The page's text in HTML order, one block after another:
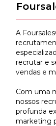
A
recrutar e
vendas e
Com uma
nossos
profunda
marketing